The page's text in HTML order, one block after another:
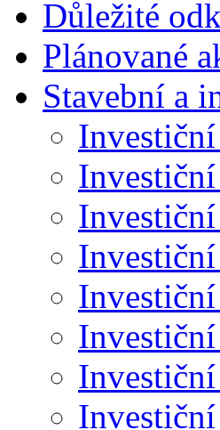
Důležité
Plánované
Stavební a
Investiční